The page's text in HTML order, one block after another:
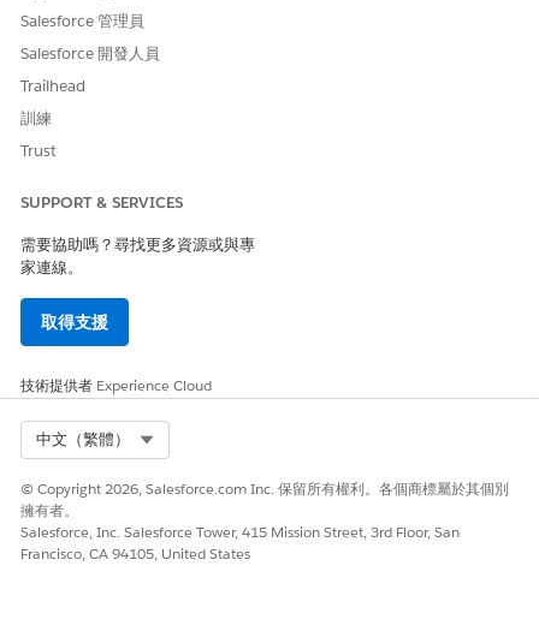
Salesforce 管理員
Salesforce 開發人員
Trailhead
訓練
Trust
SUPPORT & SERVICES
需要協助嗎？尋找更多資源或與專
家連線。
取得支援
技術提供者 Experience Cloud
中文（繁體）
© Copyright 2026, Salesforce.com Inc. 保留所有權利。各個商標屬於其個別
擁有者。
Salesforce, Inc. Salesforce Tower, 415 Mission Street, 3rd Floor, San
Francisco, CA 94105, United States